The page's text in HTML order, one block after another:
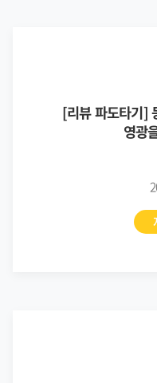
[리뷰 파도타기]
영광